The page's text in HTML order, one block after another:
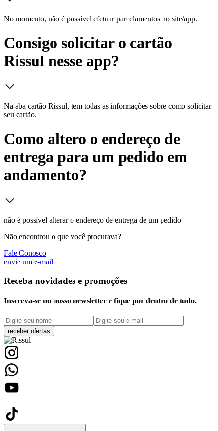
No momento, não é possível efetuar parcelamentos no site/app.
Consigo solicitar o cartão
Rissul nesse app?
Na aba cartão Rissul, tem todas as informações sobre como solicitar
seu cartão.
Como altero o endereço de
entrega para um pedido em
andamento?
não é possível alterar o endereço de entrega de um pedido.
Não encontrou o que você procurava?
Fale Conosco
envie um e-mail
Receba novidades e promoções
Inscreva-se no nosso newsletter e fique por dentro de tudo.
receber ofertas